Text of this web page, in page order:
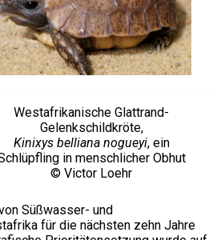
Westafrikanische Glattrand-
Gelenkschildkröte,
Kinixys belliana nogueyi, ein
in menschlicher Obhut
© Victor Loehr
Süßwasser- und
für die nächsten zehn Jahre